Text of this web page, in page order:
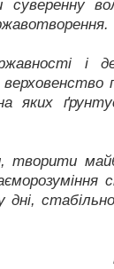
суверенну
і
яких
творити
дні,